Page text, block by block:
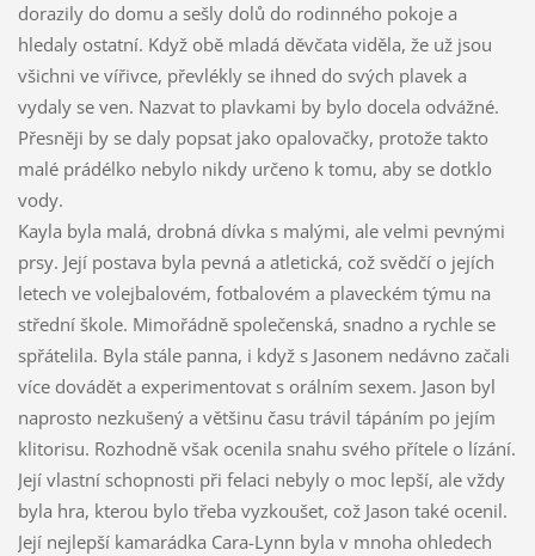
dorazily do domu a sešly dolů do rodinného pokoje a
hledaly ostatní. Když obě mladá děvčata viděla, že už jsou
všichni ve vířivce, převlékly se ihned do svých plavek a
vydaly se ven. Nazvat to plavkami by bylo docela odvážné.
Přesněji by se daly popsat jako opalovačky, protože takto
malé prádélko nebylo nikdy určeno k tomu, aby se dotklo
vody.
Kayla byla malá, drobná dívka s malými, ale velmi pevnými
prsy. Její postava byla pevná a atletická, což svědčí o jejích
letech ve volejbalovém, fotbalovém a plaveckém týmu na
střední škole. Mimořádně společenská, snadno a rychle se
spřátelila. Byla stále panna, i když s Jasonem nedávno začali
více dovádět a experimentovat s orálním sexem. Jason byl
naprosto nezkušený a většinu času trávil tápáním po jejím
klitorisu. Rozhodně však ocenila snahu svého přítele o lízání.
Její vlastní schopnosti při felaci nebyly o moc lepší, ale vždy
byla hra, kterou bylo třeba vyzkoušet, což Jason také ocenil.
Její nejlepší kamarádka Cara-Lynn byla v mnoha ohledech